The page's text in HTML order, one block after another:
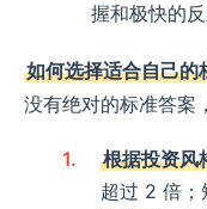
握和极快的
如何选择适合自己的
没有绝对的标准答案
根据投资风
超过 2 倍；